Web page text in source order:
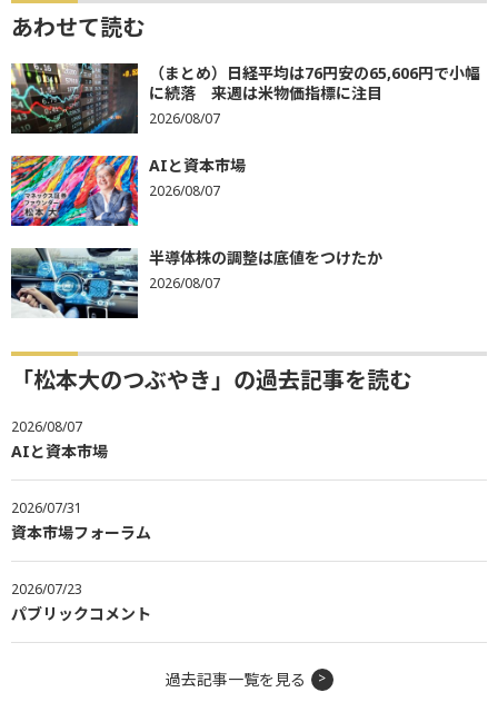
あわせて読む
（まとめ）日経平均は76円安の65,606円で小幅
に続落 来週は米物価指標に注目
2026/08/07
AIと資本市場
2026/08/07
半導体株の調整は底値をつけたか
2026/08/07
「松本大のつぶやき」の過去記事を読む
2026/08/07
AIと資本市場
2026/07/31
資本市場フォーラム
2026/07/23
パブリックコメント
過去記事一覧を見る